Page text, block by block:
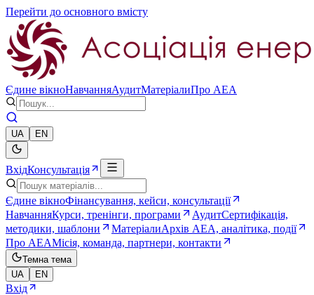
Перейти до основного вмісту
Єдине вікноНавчанняАудитМатеріалиПро AEA
UA EN
ВхідКонсультація
Єдине вікноФінансування, кейси, консультації
НавчанняКурси, тренінги, програми АудитСертифікація,
методики, шаблони
МатеріалиАрхів AEA, аналітика, події
Про AEAМісія, команда, партнери, контакти
Темна тема
UA
EN
Вхід